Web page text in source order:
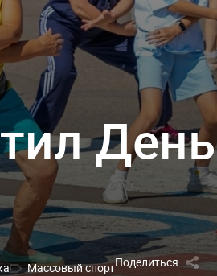
День
Массовый спортПоделиться